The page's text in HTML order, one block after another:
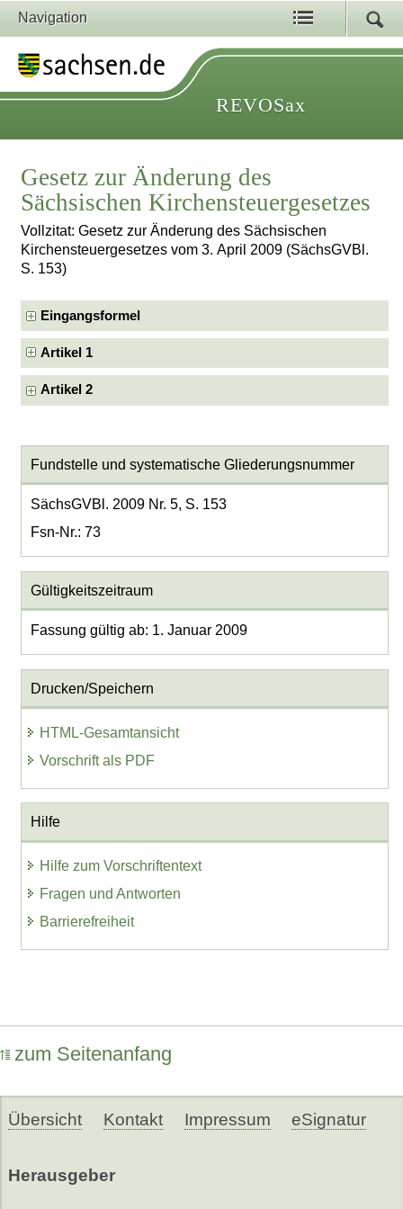
Navigation
REVOSax
Gesetz zur Änderung des
Sächsischen Kirchensteuergesetzes
Vollzitat: Gesetz zur Änderung des Sächsischen
Kirchensteuergesetzes vom 3. April 2009 (SächsGVBl.
S. 153)
Eingangsformel
Artikel 1
Artikel 2
Fundstelle und systematische Gliederungsnummer
SächsGVBl. 2009 Nr. 5, S. 153
Fsn-Nr.: 73
Gültigkeitszeitraum
Fassung gültig ab: 1. Januar 2009
Drucken/Speichern
HTML-Gesamtansicht
Vorschrift als PDF
Hilfe
Hilfe zum Vorschriftentext
Fragen und Antworten
Barrierefreiheit
zum Seitenanfang
Übersicht Kontakt Impressum eSignatur
Herausgeber